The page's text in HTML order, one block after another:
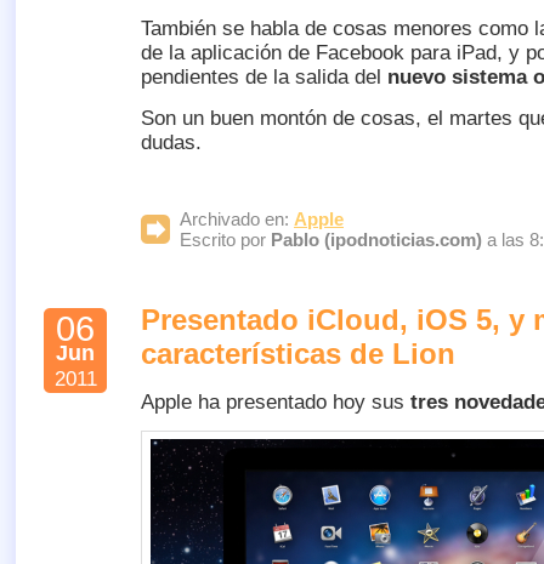
También se habla de cosas menores como
de la aplicación de Facebook para iPad, y
pendientes de la salida del nuevo sistema
Son un buen montón de cosas, el martes
dudas.
Archivado en: Apple
Escrito por Pablo (ipodnoticias.com) a las
Presentado iCloud, iOS 5, y
características de Lion
06
Jun
2011
Apple ha presentado hoy sus tres